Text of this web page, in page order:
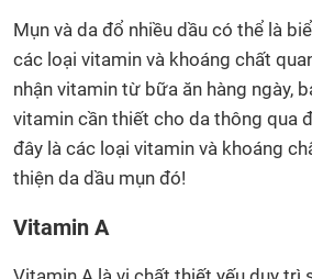
Mụn và da đổ nhiều dầu có thể là
các loại vitamin và khoáng chất
nhận vitamin từ bữa ăn hàng ngày,
vitamin cần thiết cho da thông qua
đây là các loại vitamin và khoáng
thiện da dầu mụn đó!
Vitamin A